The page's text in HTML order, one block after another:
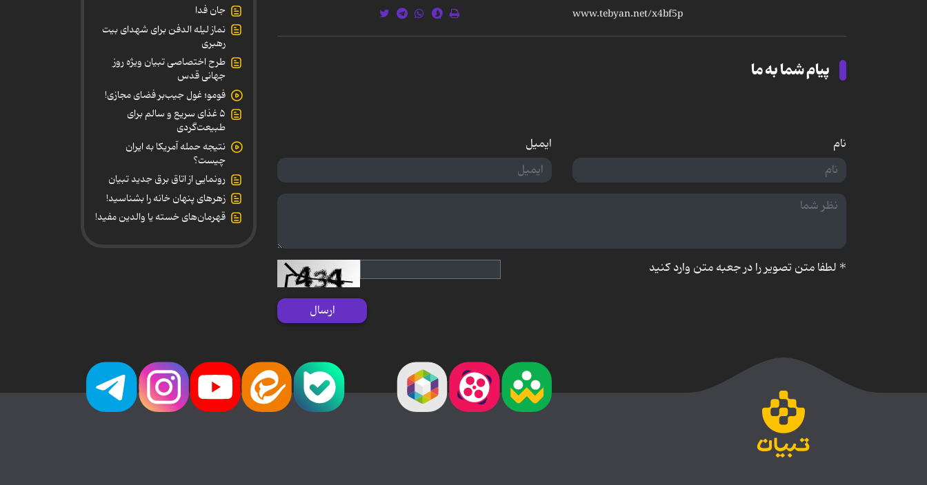
پیام شما به ما
نام ایمیل
*لطفا متن تصویر را در جعبه متن وارد کنید
ارسال
جان فدا
نماز لیله الدفن برای شهدای بیت
رهبری
طرح اختصاصی تبیان ویژه روز
جهانی قدس
فومو؛ غول جیب‌بر فضای مجازی!
۵ غذای سریع و سالم برای
طبیعت‌گردی
نتیجه حمله آمریکا به ایران
چیست؟
رونمایی از اتاق برق جدید تبیان
زهرهای پنهان خانه را بشناسید!
قهرمان‌های خسته یا والدین مفید!